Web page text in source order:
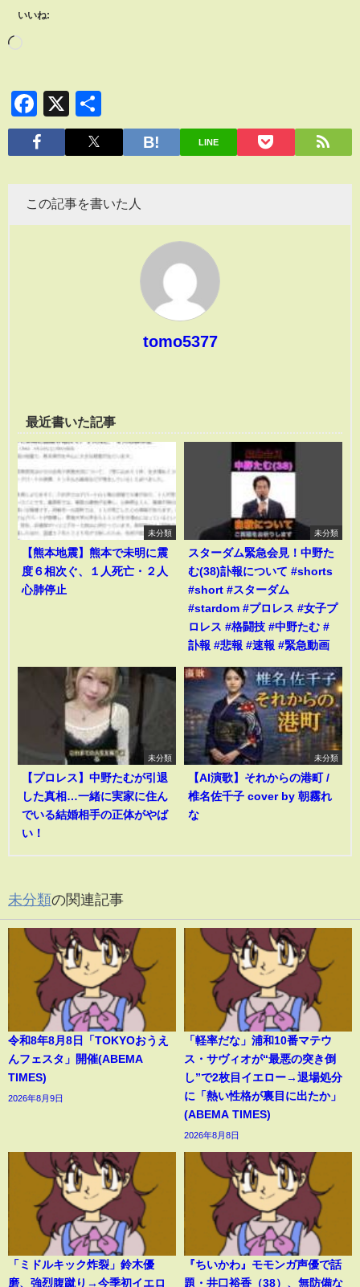
いいね:
Facebook
X
有
LINE
この記事を書いた人
tomo5377
最近書いた記事
未分類
【熊本地震】熊本で未明に震
度６相次ぐ、１人死亡・２人
心肺停止
未分類
スターダム緊急会見！中野た
む(38)訃報について #shorts
#short #スターダム
#stardom #プロレス #女子プ
ロレス #格闘技 #中野たむ #
訃報 #悲報 #速報 #緊急動画
未分類
【プロレス】中野たむが引退
した真相…一緒に実家に住ん
でいる結婚相手の正体がやば
い！
未分類
【AI演歌】それからの港町 /
椎名佐千子 cover by 朝霧れ
な
未分類の関連記事
令和8年8月8日「TOKYOおうえ
んフェスタ」開催(ABEMA
TIMES)
2026年8月9日
「軽率だな」浦和10番マテウ
ス・サヴィオが“最悪の突き倒
し”で2枚目イエロー→退場処分
に「熱い性格が裏目に出たか」
(ABEMA TIMES)
2026年8月8日
「ミドルキック炸裂」鈴木優
磨、強烈腹蹴り→今季初イエロ
『ちいかわ』モモンガ声優で話
題・井口裕香（38）、無防備な